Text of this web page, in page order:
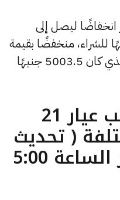
انخفاضًا ليصل إلى
للبيع و0 جنيهًا للشراء، منخفضًا بقيمة
0 جنيهات عن السعر السابق الذي كان 5003.5 جنيهًا
ما هو سعر الذهب عيار 21
( تحديث
الجمعة 13 فبراير الساعة 5:00